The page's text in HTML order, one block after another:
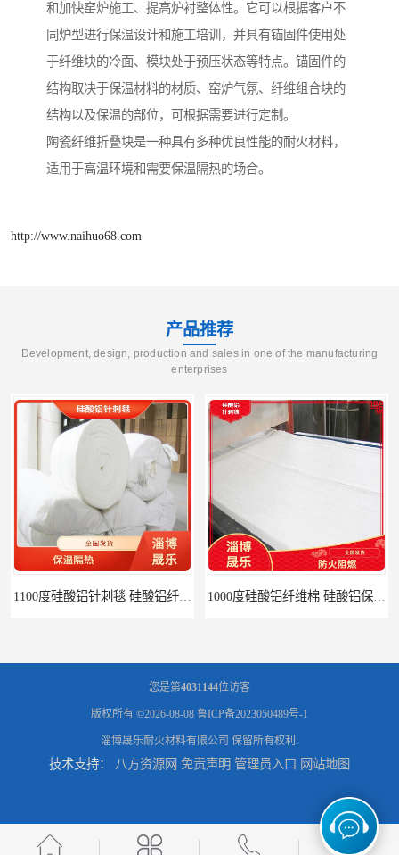
和加快窑炉施工、提高炉衬整体性。它可以根据客户不
同炉型进行保温设计和施工培训，并具有锚固件使用处
于纤维块的冷面、模块处于预压状态等特点。锚固件的
结构取决于保温材料的材质、窑炉气氛、纤维组合块的
结构以及保温的部位，可根据需要进行定制。
陶瓷纤维折叠块是一种具有多种优良性能的耐火材料，
适用于高温环境和需要保温隔热的场合。
http://www.naihuo68.com
产品推荐
Development, design, production and sales in one of the manufacturing
enterprises
硅酸铝针刺毯 陶瓷纤维毯 陶瓷纤维毯 硅酸铝纤维毯
您是第4031144位访客
版权所有 ©2026-08-08 鲁ICP备2023050489号-1
淄博晟乐耐火材料有限公司 保留所有权利.
技术支持： 八方资源网 免责声明 管理员入口 网站地图